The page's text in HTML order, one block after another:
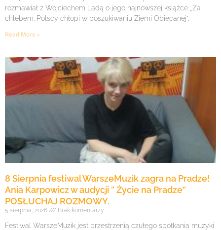
rozmawiał z Wojciechem Ladą o jego najnowszej książce „Za
chlebem. Polscy chłopi w poszukiwaniu Ziemi Obiecanej”,
Read More »
8 Sierpnia festiwal WarszeMuzik zagra na Pradze!
Ania Karpowicz w audycji ” Życie na Pradze”
POSŁUCHAJ ROZMOWY.
5 sierpnia, 2026 Brak komentarzy
Festiwal WarszeMuzik jest przestrzenią czułego spotkania muzyki